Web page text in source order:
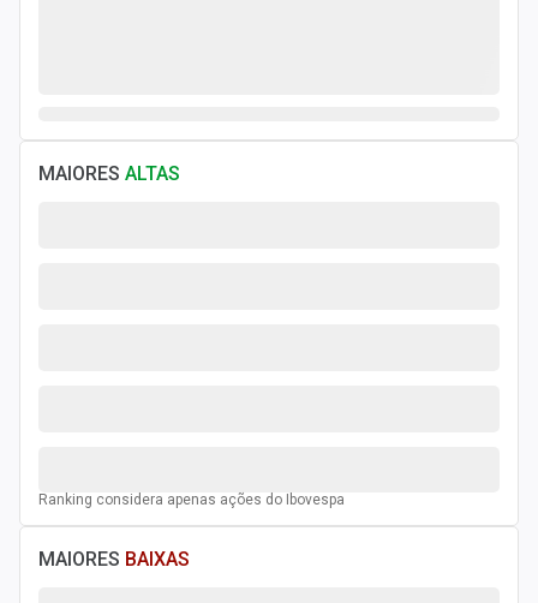
Central de Dividendos
Central de Fundos Imobiliários
Empresas
Brasil
MAIORES ALTAS
Ranking considera apenas ações do Ibovespa
MAIORES BAIXAS